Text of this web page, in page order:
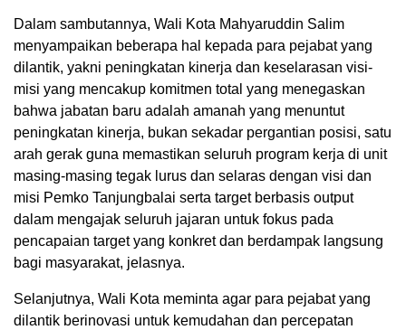
Dalam sambutannya, Wali Kota Mahyaruddin Salim
menyampaikan beberapa hal kepada para pejabat yang
dilantik, yakni peningkatan kinerja dan keselarasan visi-
misi yang mencakup komitmen total yang menegaskan
bahwa jabatan baru adalah amanah yang menuntut
peningkatan kinerja, bukan sekadar pergantian posisi, satu
arah gerak guna memastikan seluruh program kerja di unit
masing-masing tegak lurus dan selaras dengan visi dan
misi Pemko Tanjungbalai serta target berbasis output
dalam mengajak seluruh jajaran untuk fokus pada
pencapaian target yang konkret dan berdampak langsung
bagi masyarakat, jelasnya.
Selanjutnya, Wali Kota meminta agar para pejabat yang
dilantik berinovasi untuk kemudahan dan percepatan